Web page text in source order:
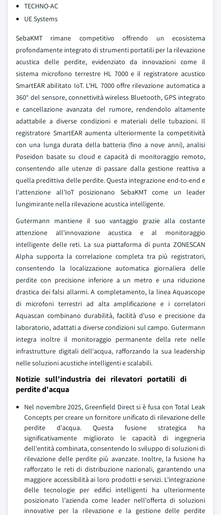
TECHNO-AC
UE Systems
SebaKMT rimane competitivo offrendo un ecosistema
profondamente integrato di strumenti portatili per la rilevazione
acustica delle perdite, evidenziato da innovazioni come il
sistema microfono terrestre HL 7000 e il registratore acustico
SmartEAR abilitato IoT. L'HL 7000 offre rilevazione automatica a
360° del sensore, connettività wireless Bluetooth, GPS integrato
e cancellazione avanzata del rumore, rendendolo altamente
adattabile a diverse condizioni e materiali delle tubazioni. Il
registratore SmartEAR aumenta ulteriormente la competitività
con una lunga durata della batteria (fino a nove anni), analisi
Poseidon basate su cloud e capacità di monitoraggio remoto,
consentendo alle utenze di passare dalla gestione reattiva a
quella predittiva delle perdite. Questa integrazione end-to-end e
l'attenzione all'IoT posizionano SebaKMT come un leader
lungimirante nella rilevazione acustica intelligente.
Gutermann mantiene il suo vantaggio grazie alla costante
attenzione all'innovazione acustica e al monitoraggio
intelligente delle reti. La sua piattaforma di punta ZONESCAN
Alpha supporta la correlazione completa tra più registratori,
consentendo la localizzazione automatica giornaliera delle
perdite con precisione inferiore a un metro e una riduzione
drastica dei falsi allarmi. A completamento, la linea Aquascope
di microfoni terrestri ad alta amplificazione e i correlatori
Aquascan combinano durabilità, facilità d'uso e precisione da
laboratorio, adattati a diverse condizioni sul campo. Gutermann
integra inoltre il monitoraggio permanente della rete nelle
infrastrutture digitali dell'acqua, rafforzando la sua leadership
nelle soluzioni acustiche intelligenti e scalabili.
Notizie sull'industria dei rilevatori portatili di
perdite d'acqua
Nel novembre 2025, Greenfield Direct si è fusa con Total Leak
Concepts per creare un fornitore unificato di rilevazione delle
perdite d'acqua. Questa fusione strategica ha
significativamente migliorato le capacità di ingegneria
dell'entità combinata, consentendo lo sviluppo di soluzioni di
rilevazione delle perdite più avanzate. Inoltre, la fusione ha
rafforzato le reti di distribuzione nazionali, garantendo una
maggiore accessibilità ai loro prodotti e servizi. L'integrazione
delle tecnologie per edifici intelligenti ha ulteriormente
posizionato l'azienda come leader nell'offerta di soluzioni
innovative per la rilevazione e la gestione delle perdite